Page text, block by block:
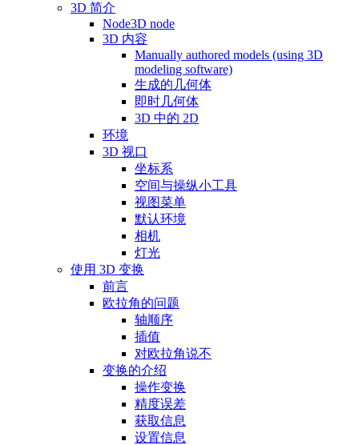
3D 简介
Node3D node
3D 内容
Manually authored models (using 3D
modeling software)
生成的几何体
即时几何体
3D 中的 2D
环境
3D 视口
坐标系
空间与操纵小工具
视图菜单
默认环境
相机
灯光
使用 3D 变换
前言
欧拉角的问题
轴顺序
插值
对欧拉角说不
变换的介绍
操作变换
精度误差
获取信息
设置信息